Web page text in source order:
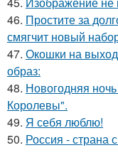
46. Простите за
смягчит новый
47. Окошки на
образ:
48. Новогодняя
Королевы".
49. Я себя люблю!
50. Россия - страна